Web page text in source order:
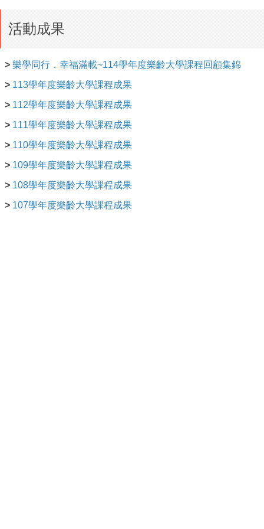
活動成果
> 樂學同行．幸福滿載~114學年度樂齡大學課程回顧集錦
> 113學年度樂齡大學課程成果
> 112學年度樂齡大學課程成果
> 111學年度樂齡大學課程成果
> 110學年度樂齡大學課程成果
> 109學年度樂齡大學課程成果
> 108學年度樂齡大學課程成果
> 107學年度樂齡大學課程成果